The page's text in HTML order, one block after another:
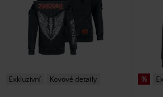
Exkluzivní Kovové detaily %